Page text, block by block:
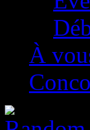
À